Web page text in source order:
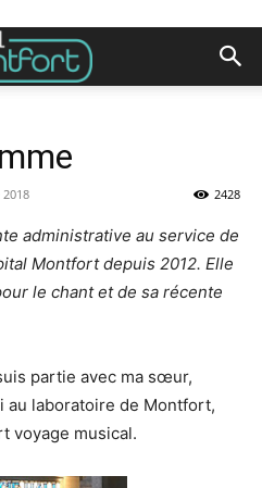
2428
administrative au service de
Montfort depuis 2012. Elle
le chant et de sa récente
partie avec ma sœur,
au laboratoire de Montfort,
voyage musical.